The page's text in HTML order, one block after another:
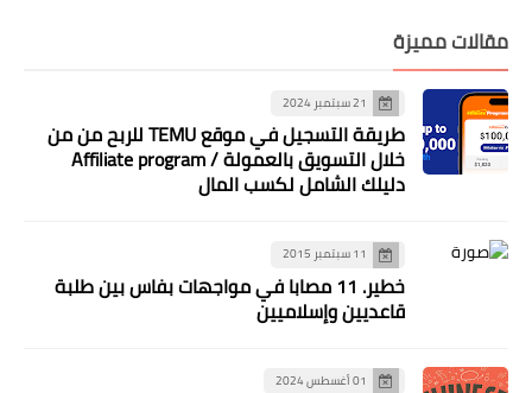
مقالات مميزة
21 سبتمبر 2024
طريقة التسجيل في موقع TEMU للربح من من
خلال التسويق بالعمولة / Affiliate program
دليلك الشامل لكسب المال
11 سبتمبر 2015
خطير. 11 مصابا في مواجهات بفاس بين طلبة
قاعديين وإسلاميين
01 أغسطس 2024